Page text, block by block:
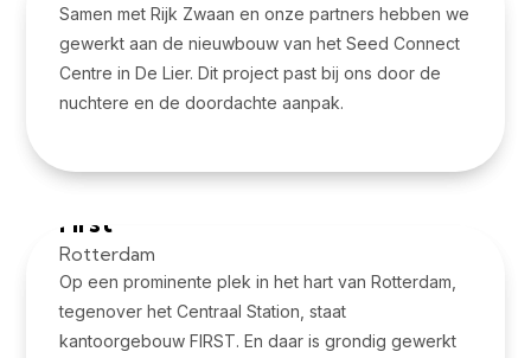
Samen met Rijk Zwaan en onze partners hebben we
gewerkt aan de nieuwbouw van het Seed Connect
Centre in De Lier. Dit project past bij ons door de
nuchtere en de doordachte aanpak.
First
Rotterdam
Op een prominente plek in het hart van Rotterdam,
tegenover het Centraal Station, staat
kantoorgebouw FIRST. En daar is grondig gewerkt